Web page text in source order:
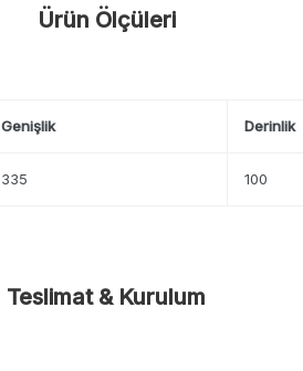
Ürün Ölçüleri
Genişlik Derinlik
335 100
Teslimat & Kurulum